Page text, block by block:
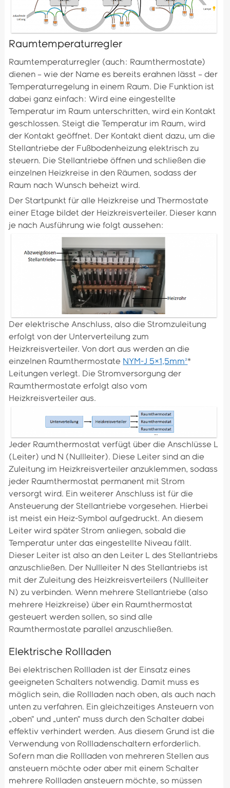
Raumtemperaturregler
Raumtemperaturregler (auch: Raumthermostate)
dienen – wie der Name es bereits erahnen lässt – der
Temperaturregelung in einem Raum. Die Funktion ist
dabei ganz einfach: Wird eine eingestellte
Temperatur im Raum unterschritten, wird ein Kontakt
geschlossen. Steigt die Temperatur im Raum, wird
der Kontakt geöffnet. Der Kontakt dient dazu, um die
Stellantriebe der Fußbodenheizung elektrisch zu
steuern. Die Stellantriebe öffnen und schließen die
einzelnen Heizkreise in den Räumen, sodass der
Raum nach Wunsch beheizt wird.
Der Startpunkt für alle Heizkreise und Thermostate
einer Etage bildet der Heizkreisverteiler. Dieser kann
je nach Ausführung wie folgt aussehen:
Der elektrische Anschluss, also die Stromzuleitung
erfolgt von der Unterverteilung zum
Heizkreisverteiler. Von dort aus werden an die
einzelnen Raumthermostate NYM-J 5×1,5mm²*
Leitungen verlegt. Die Stromversorgung der
Raumthermostate erfolgt also vom
Heizkreisverteiler aus.
Jeder Raumthermostat verfügt über die Anschlüsse L
(Leiter) und N (Nullleiter). Diese Leiter sind an die
Zuleitung im Heizkreisverteiler anzuklemmen, sodass
jeder Raumthermostat permanent mit Strom
versorgt wird. Ein weiterer Anschluss ist für die
Ansteuerung der Stellantriebe vorgesehen. Hierbei
ist meist ein Heiz-Symbol aufgedruckt. An diesem
Leiter wird später Strom anliegen, sobald die
Temperatur unter das eingestellte Niveau fällt.
Dieser Leiter ist also an den Leiter L des Stellantriebs
anzuschließen. Der Nullleiter N des Stellantriebs ist
mit der Zuleitung des Heizkreisverteilers (Nullleiter
N) zu verbinden. Wenn mehrere Stellantriebe (also
mehrere Heizkreise) über ein Raumthermostat
gesteuert werden sollen, so sind alle
Raumthermostate parallel anzuschließen.
Elektrische Rollladen
Bei elektrischen Rollladen ist der Einsatz eines
geeigneten Schalters notwendig. Damit muss es
möglich sein, die Rollladen nach oben, als auch nach
unten zu verfahren. Ein gleichzeitiges Ansteuern von
„oben“ und „unten“ muss durch den Schalter dabei
effektiv verhindert werden. Aus diesem Grund ist die
Verwendung von Rollladenschaltern erforderlich.
Sofern man die Rollladen von mehreren Stellen aus
ansteuern möchte oder aber mit einem Schalter
mehrere Rollladen ansteuern möchte, so müssen